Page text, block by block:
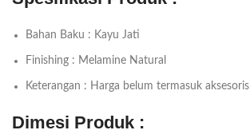
Bahan Baku : Kayu Jati
Finishing : Melamine Natural
Keterangan : Harga belum termasuk aksesoris
Dimesi Produk :